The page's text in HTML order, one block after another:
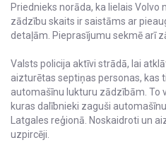
Priednieks norāda, ka lielais
zādzību skaits ir saistāms ar
detaļām. Pieprasījumu sekmē arī
Valsts policija aktīvi strādā, lai
aizturētas septiņas personas, kas
automašīnu lukturu zādzībām. To
kuras dalībnieki zaguši
Latgales reģionā. Noskaidroti un
uzpircēji.